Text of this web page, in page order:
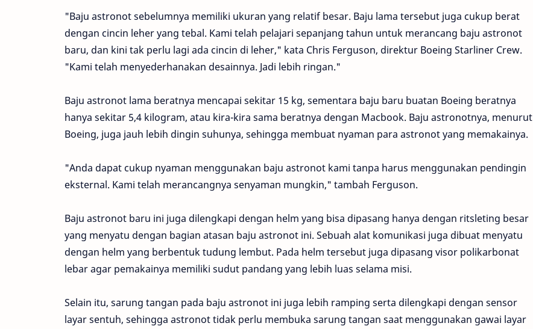
"Baju astronot sebelumnya memiliki ukuran yang relatif besar. Baju lama tersebut juga cukup berat
dengan cincin leher yang tebal. Kami telah pelajari sepanjang tahun untuk merancang baju astronot
baru, dan kini tak perlu lagi ada cincin di leher," kata Chris Ferguson, direktur Boeing Starliner Crew.
"Kami telah menyederhanakan desainnya. Jadi lebih ringan."
Baju astronot lama beratnya mencapai sekitar 15 kg, sementara baju baru buatan Boeing beratnya
hanya sekitar 5,4 kilogram, atau kira-kira sama beratnya dengan Macbook. Baju astronotnya, menurut
Boeing, juga jauh lebih dingin suhunya, sehingga membuat nyaman para astronot yang memakainya.
"Anda dapat cukup nyaman menggunakan baju astronot kami tanpa harus menggunakan pendingin
eksternal. Kami telah merancangnya senyaman mungkin," tambah Ferguson.
Baju astronot baru ini juga dilengkapi dengan helm yang bisa dipasang hanya dengan ritsleting besar
yang menyatu dengan bagian atasan baju astronot ini. Sebuah alat komunikasi juga dibuat menyatu
dengan helm yang berbentuk tudung lembut. Pada helm tersebut juga dipasang visor polikarbonat
lebar agar pemakainya memiliki sudut pandang yang lebih luas selama misi.
Selain itu, sarung tangan pada baju astronot ini juga lebih ramping serta dilengkapi dengan sensor
layar sentuh, sehingga astronot tidak perlu membuka sarung tangan saat menggunakan gawai layar